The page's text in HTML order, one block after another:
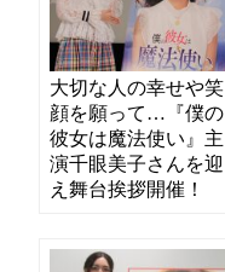
大切な人の幸せや笑
顔を願って…『僕の
彼女は魔法使い』主
演千眼美子さんを迎
え舞台挨拶開催！